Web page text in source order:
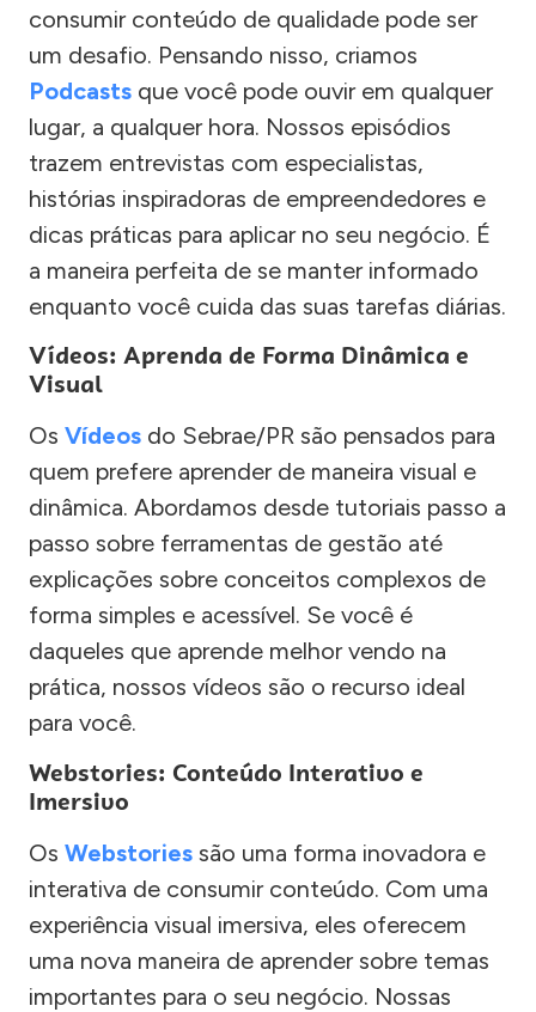
consumir conteúdo de qualidade pode ser
um desafio. Pensando nisso, criamos
Podcasts que você pode ouvir em qualquer
lugar, a qualquer hora. Nossos episódios
trazem entrevistas com especialistas,
histórias inspiradoras de empreendedores e
dicas práticas para aplicar no seu negócio. É
a maneira perfeita de se manter informado
enquanto você cuida das suas tarefas diárias.
Vídeos: Aprenda de Forma Dinâmica e
Visual
Os Vídeos do Sebrae/PR são pensados para
quem prefere aprender de maneira visual e
dinâmica. Abordamos desde tutoriais passo a
passo sobre ferramentas de gestão até
explicações sobre conceitos complexos de
forma simples e acessível. Se você é
daqueles que aprende melhor vendo na
prática, nossos vídeos são o recurso ideal
para você.
Webstories: Conteúdo Interativo e
Imersivo
Os Webstories são uma forma inovadora e
interativa de consumir conteúdo. Com uma
experiência visual imersiva, eles oferecem
uma nova maneira de aprender sobre temas
importantes para o seu negócio. Nossas